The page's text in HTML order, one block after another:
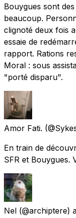
Bouygues sont
beaucoup.
clignoté deux fois
essaie de
rapport. Rations
Moral : sous
"porté disparu".
Amor Fati.
En train de
SFR et Bouygues.
Nel (@archiptere)